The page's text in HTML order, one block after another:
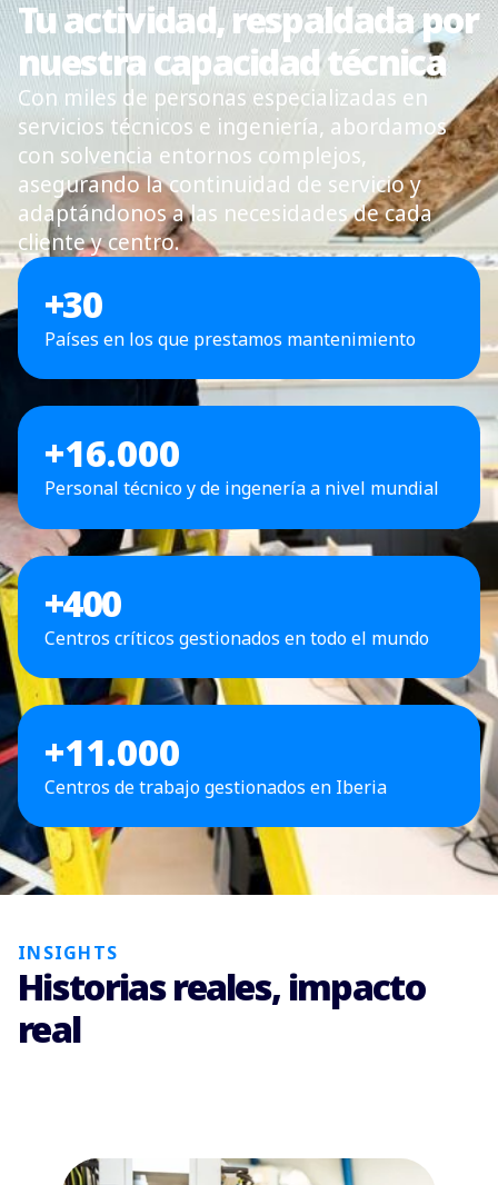
Tu actividad, respaldada por
nuestra capacidad técnica
Con miles de personas especializadas en
servicios técnicos e ingeniería, abordamos
con solvencia entornos complejos,
asegurando la continuidad de servicio y
adaptándonos a las necesidades de cada
cliente y centro.
+30
Países en los que prestamos mantenimiento
+16.000
Personal técnico y de ingenería a nivel mundial
+400
Centros críticos gestionados en todo el mundo
+11.000
Centros de trabajo gestionados en Iberia
INSIGHTS
Historias reales, impacto
real